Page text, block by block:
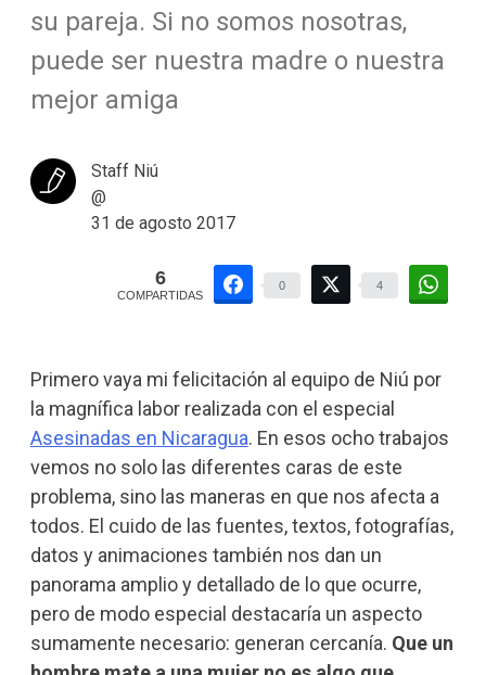
su pareja. Si no somos nosotras,
puede ser nuestra madre o nuestra
mejor amiga
Staff Niú
@
31 de agosto 2017
6
COMPARTIDAS
0 4
Primero vaya mi felicitación al equipo de Niú por
la magnífica labor realizada con el especial
Asesinadas en Nicaragua. En esos ocho trabajos
vemos no solo las diferentes caras de este
problema, sino las maneras en que nos afecta a
todos. El cuido de las fuentes, textos, fotografías,
datos y animaciones también nos dan un
panorama amplio y detallado de lo que ocurre,
pero de modo especial destacaría un aspecto
sumamente necesario: generan cercanía. Que un